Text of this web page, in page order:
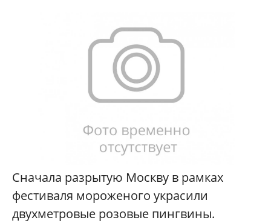
Сначала разрытую Москву в рамках
фестиваля мороженого украсили
двухметровые розовые пингвины.